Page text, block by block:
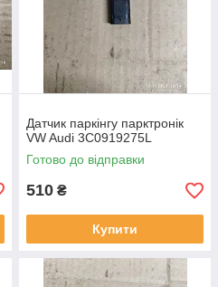
Датчик паркінгу парктронік
VW Audi 3C0919275L
Готово до відправки
510 ₴
Купити